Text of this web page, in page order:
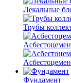
Лекальные
Трубы
Фундамент